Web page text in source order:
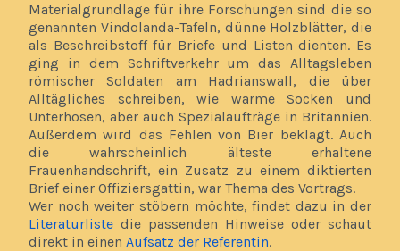
Materialgrundlage für ihre Forschungen sind die so
genannten Vindolanda-Tafeln, dünne Holzblätter, die
als Beschreibstoff für Briefe und Listen dienten. Es
ging in dem Schriftverkehr um das Alltagsleben
römischer Soldaten am Hadrianswall, die über
Alltägliches schreiben, wie warme Socken und
Unterhosen, aber auch Spezialaufträge in Britannien.
Außerdem wird das Fehlen von Bier beklagt. Auch
die wahrscheinlich älteste erhaltene
Frauenhandschrift, ein Zusatz zu einem diktierten
Brief einer Offiziersgattin, war Thema des Vortrags.
Wer noch weiter stöbern möchte, findet dazu in der
Literaturliste die passenden Hinweise oder schaut
direkt in einen Aufsatz der Referentin.